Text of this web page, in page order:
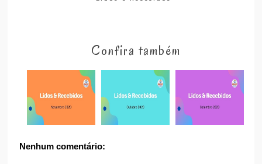
Confira também
Nenhum comentário: